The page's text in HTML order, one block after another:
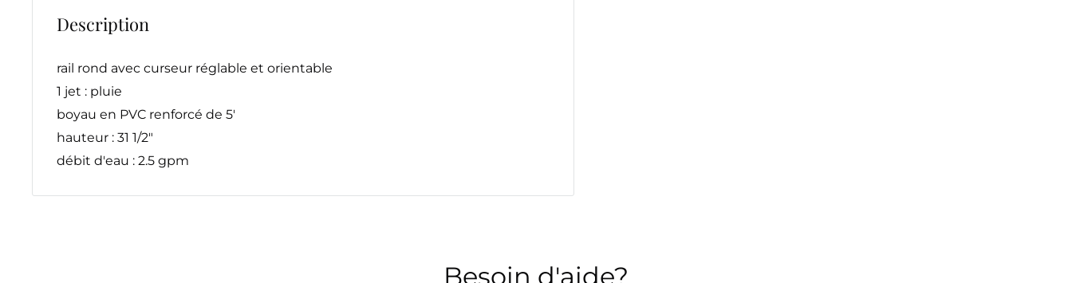
Description
rail rond avec curseur réglable et orientable
1 jet : pluie
boyau en PVC renforcé de 5'
hauteur : 31 1/2"
débit d'eau : 2.5 gpm
Besoin d'aide?